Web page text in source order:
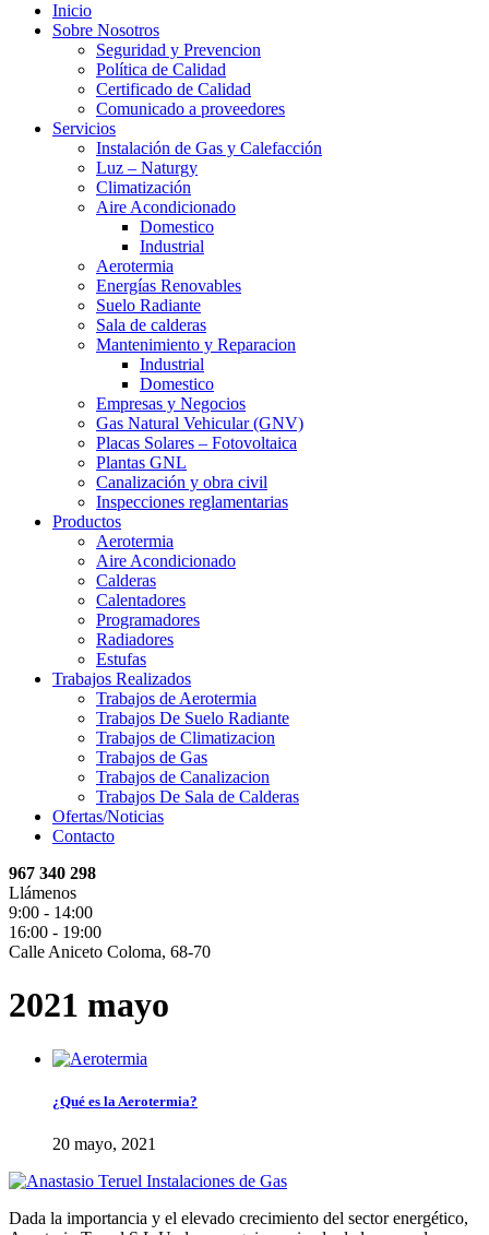
Inicio
Sobre Nosotros
Seguridad y Prevencion
Política de Calidad
Certificado de Calidad
Comunicado a proveedores
Servicios
Instalación de Gas y Calefacción
Luz – Naturgy
Climatización
Aire Acondicionado
Domestico
Industrial
Aerotermia
Energías Renovables
Suelo Radiante
Sala de calderas
Mantenimiento y Reparacion
Industrial
Domestico
Empresas y Negocios
Gas Natural Vehicular (GNV)
Placas Solares – Fotovoltaica
Plantas GNL
Canalización y obra civil
Inspecciones reglamentarias
Productos
Aerotermia
Aire Acondicionado
Calderas
Calentadores
Programadores
Radiadores
Estufas
Trabajos Realizados
Trabajos de Aerotermia
Trabajos De Suelo Radiante
Trabajos de Climatizacion
Trabajos de Gas
Trabajos de Canalizacion
Trabajos De Sala de Calderas
Ofertas/Noticias
Contacto
967 340 298
Llámenos
9:00 - 14:00
16:00 - 19:00
Calle Aniceto Coloma, 68-70
2021 mayo
¿Qué es la Aerotermia?
20 mayo, 2021
Dada la importancia y el elevado crecimiento del sector energético,